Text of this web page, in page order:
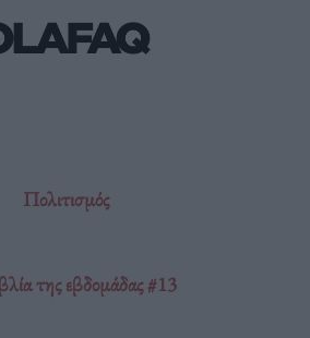
Πολιτισμός
της εβδομάδας #13